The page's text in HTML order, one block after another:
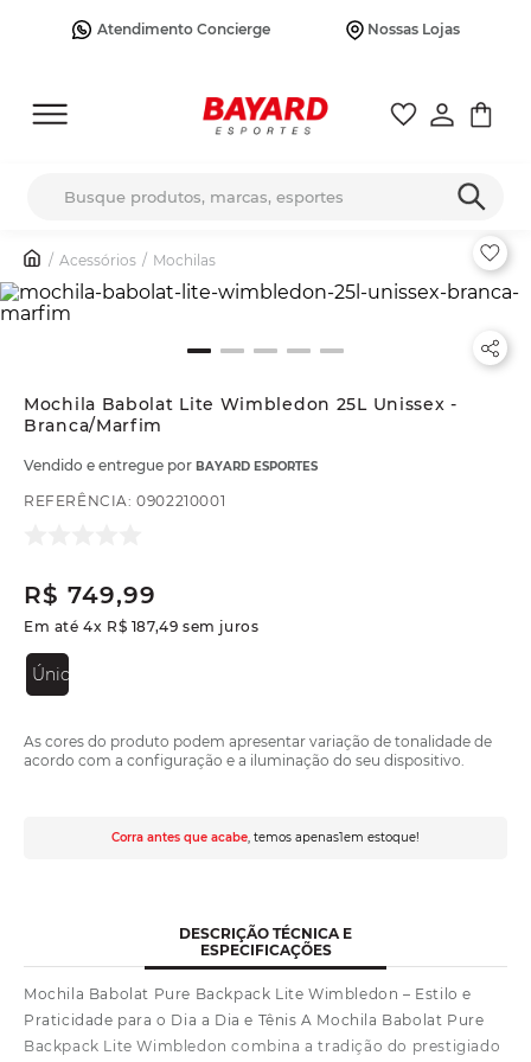
Atendimento Concierge Nossas Lojas
Acessórios Mochilas
Mochila Babolat Lite Wimbledon 25L Unissex -
Branca/Marfim
Vendido e entregue por BAYARD ESPORTES
REFERÊNCIA:0902210001
R$ 749,99
Em até4x R$ 187,49 sem juros
Único
As cores do produto podem apresentar variação de tonalidade de
acordo com a configuração e a iluminação do seu dispositivo.
Corra antes que acabe, temos apenas1em estoque!
DESCRIÇÃO TÉCNICA E
ESPECIFICAÇÕES
Mochila Babolat Pure Backpack Lite Wimbledon – Estilo e
Praticidade para o Dia a Dia e Tênis A Mochila Babolat Pure
Backpack Lite Wimbledon combina a tradição do prestigiado